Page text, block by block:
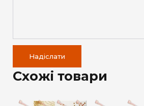
Надіслати
Схожі товари